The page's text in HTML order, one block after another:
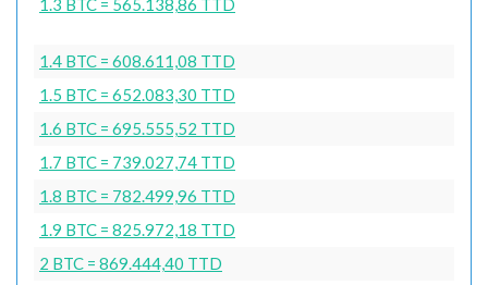
1.4 BTC = 608.611,08 TTD
1.5 BTC = 652.083,30 TTD
1.6 BTC = 695.555,52 TTD
1.7 BTC = 739.027,74 TTD
1.8 BTC = 782.499,96 TTD
1.9 BTC = 825.972,18 TTD
2 BTC = 869.444,40 TTD